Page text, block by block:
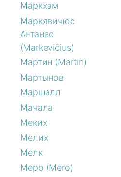
Маркхэм
Маркявичюс
Антанас
(Markevičius)
Мартин (Martin)
Мартынов
Маршалл
Мачала
Меких
Мелих
Мелк
Меро (Mero)